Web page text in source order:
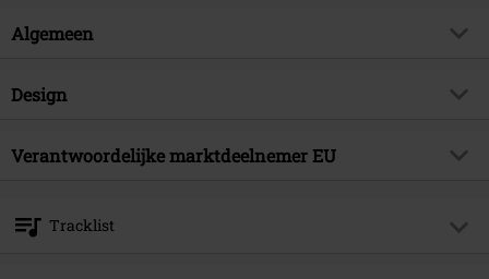
Algemeen
Artikelnr.
Muziekgenre
Progressive Metal
Artikelonderwerp
Design
Producttype
Verantwoordelijke marktdeelnemer EU
Neumühlen 17
22763 Hamburg
Tracklist